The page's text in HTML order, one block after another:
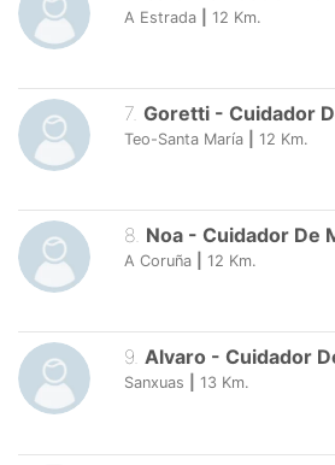
A Estrada 12 Km.
7. Goretti - Cuidador
Teo-Santa María 12 Km.
8. Noa - Cuidador De
A Coruña 12 Km.
9. Alvaro - Cuidador
Sanxuas 13 Km.